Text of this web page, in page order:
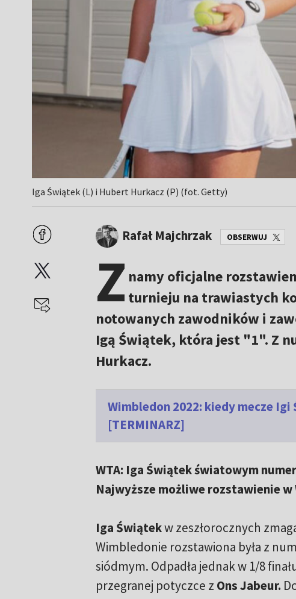
Iga Świątek (L) i Hubert Hurkacz (P) (fot. Getty)
Rafał Majchrzak OBSERWUJ
Z namy oficjalne
turnieju na trawiastych
notowanych zawodników i
Igą Świątek, która jest "1". Z
Hurkacz.
Wimbledon 2022: kiedy mecze
[TERMINARZ]
WTA: Iga Świątek światowym
Najwyższe możliwe rozstawienie w
Iga Świątekw zeszłorocznych
Wimbledonie rozstawiona była z
siódmym. Odpadła jednak w 1/8
przegranej potyczce z Ons Jabeur.